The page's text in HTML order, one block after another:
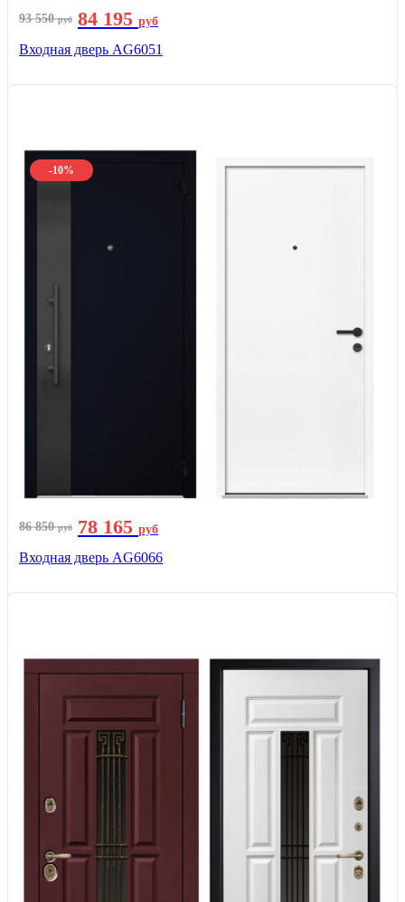
93 550руб 84 195 руб
Входная дверь AG6051
-10%
86 850руб 78 165 руб
Входная дверь AG6066